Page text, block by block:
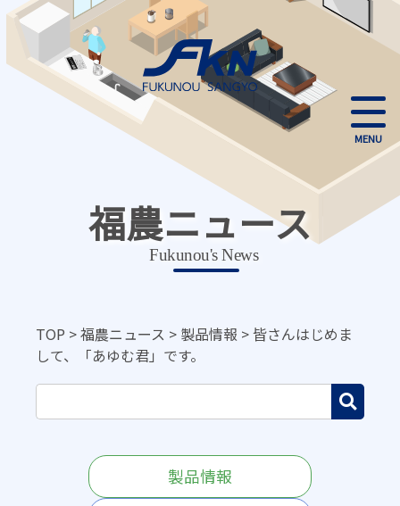
MENU
福農ニュース
Fukunou's News
TOP >福農ニュース > 製品情報 >皆さんはじめま
して、「あゆむ君」です。
製品情報